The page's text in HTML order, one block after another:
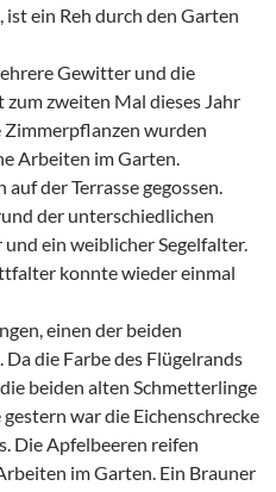
ein Reh durch den Garten
Gewitter und die
zum zweiten Mal dieses Jahr
Zimmerpflanzen wurden
Arbeiten im Garten.
der Terrasse gegossen.
der unterschiedlichen
ein weiblicher Segelfalter.
konnte wieder einmal
einen der beiden
die Farbe des Flügelrands
beiden alten Schmetterlinge
war die Eichenschrecke
Die Apfelbeeren reifen
im Garten. Ein Brauner